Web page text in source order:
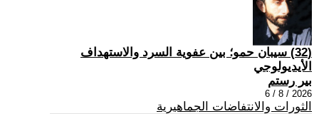
(32) سيبان حمو؛ بين عفوية السرد والاستهداف
الأيديولوجي
بير رستم
2026 / 8 / 6
الثورات والانتفاضات الجماهيرية